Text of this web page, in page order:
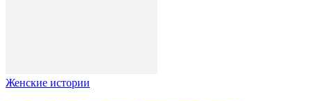
Женские истории